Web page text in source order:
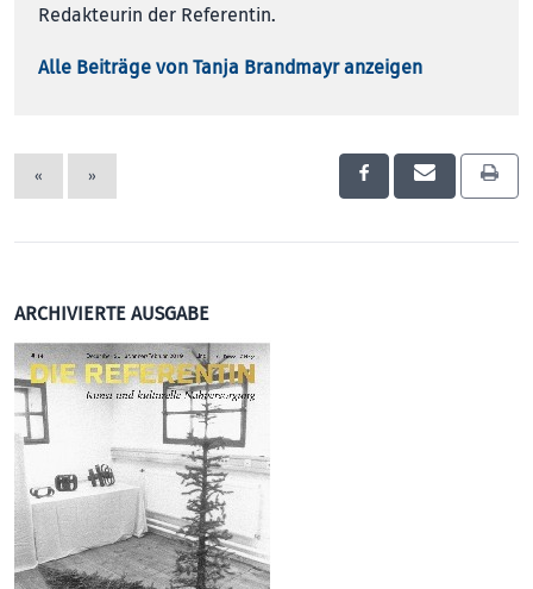
Redakteurin der Referentin.
Alle Beiträge von Tanja Brandmayr anzeigen
« »
ARCHIVIERTE AUSGABE